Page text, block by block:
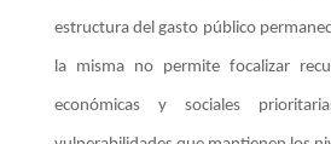
estructura del gasto público
la misma no permite focalizar
económicas y sociales